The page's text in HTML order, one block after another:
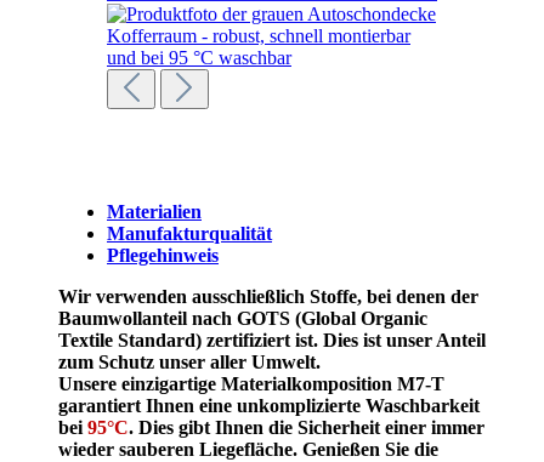
Materialien
Manufakturqualität
Pflegehinweis
Wir verwenden ausschließlich Stoffe, bei denen der
Baumwollanteil nach GOTS (Global Organic
Textile Standard) zertifiziert ist. Dies ist unser Anteil
zum Schutz unser aller Umwelt.
Unsere einzigartige Materialkomposition M7-T
garantiert Ihnen eine unkomplizierte Waschbarkeit
bei 95°C. Dies gibt Ihnen die Sicherheit einer immer
wieder sauberen Liegefläche. Genießen Sie die